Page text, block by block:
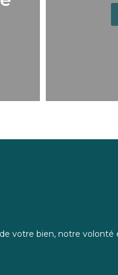
votre bien, notre